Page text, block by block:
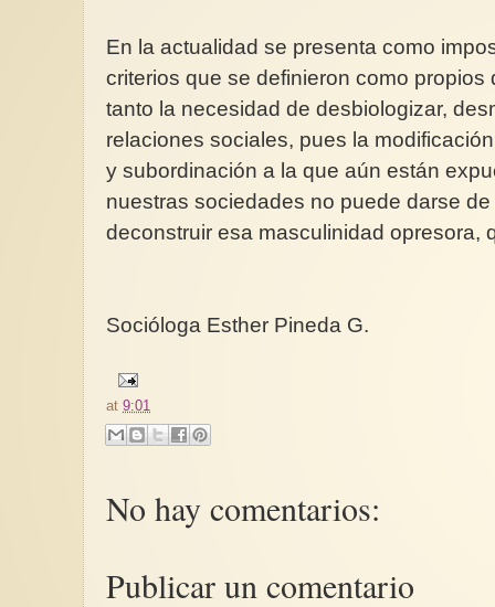
En la actualidad se presenta como
criterios que se definieron como propios
tanto la necesidad de desbiologizar,
relaciones sociales, pues la
y subordinación a la que aún están
nuestras sociedades no puede darse
deconstruir esa masculinidad opresora,
Socióloga Esther Pineda G.
at 9:01
No hay comentarios:
Publicar un comentario